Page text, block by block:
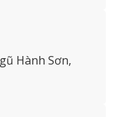
Hành Sơn,